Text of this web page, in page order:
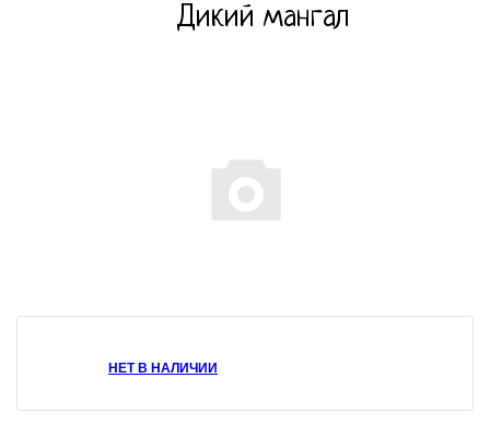
Дикий мангал
НЕТ В НАЛИЧИИ